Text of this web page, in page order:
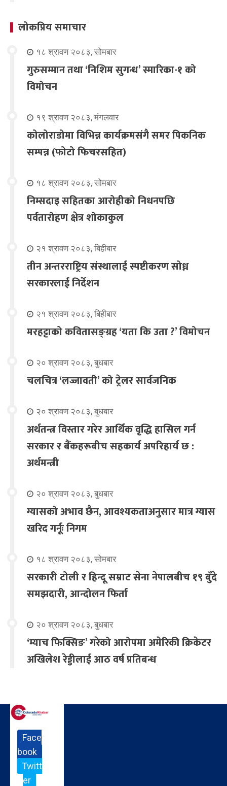
लोकप्रिय समाचार
१८ श्रावण २०८३, सोमबार
गुरुसम्मान तथा ‘निशिम सुगन्ध’ स्मारिका-१ को
विमोचन
१९ श्रावण २०८३, मंगलवार
कोलोराडोमा विभिन्न कार्यक्रमसंगै समर पिकनिक
सम्पन्न (फोटो फिचरसहित)
१८ श्रावण २०८३, सोमबार
निम्सदाइ सहितका आरोहीको निधनपछि
पर्वतारोहण क्षेत्र शोकाकुल
२१ श्रावण २०८३, बिहीबार
तीन अन्तरराष्ट्रिय संस्थालाई स्पष्टीकरण सोध्न
सरकारलाई निर्देशन
२१ श्रावण २०८३, बिहीबार
मरहट्टाको कवितासङ्ग्रह ‘यता कि उता ?’ विमोचन
२० श्रावण २०८३, बुधबार
चलचित्र ‘लज्जावती’ को ट्रेलर सार्वजनिक
२० श्रावण २०८३, बुधबार
अर्थतन्त्र विस्तार गरेर आर्थिक वृद्धि हासिल गर्न
सरकार र बैंकहरूबीच सहकार्य अपरिहार्य छ :
अर्थमन्त्री
२० श्रावण २०८३, बुधबार
ग्यासको अभाव छैन, आवश्यकताअनुसार मात्र ग्यास
खरिद गर्नूः निगम
१८ श्रावण २०८३, सोमबार
सरकारी टोली र हिन्दू सम्राट सेना नेपालबीच १९ बुँदे
समझदारी, आन्दोलन फिर्ता
२० श्रावण २०८३, बुधबार
‘म्याच फिक्सिङ’ गरेको आरोपमा अमेरिकी क्रिकेटर
अखिलेश रेड्डीलाई आठ वर्ष प्रतिबन्ध
Face
book
Twitt
er